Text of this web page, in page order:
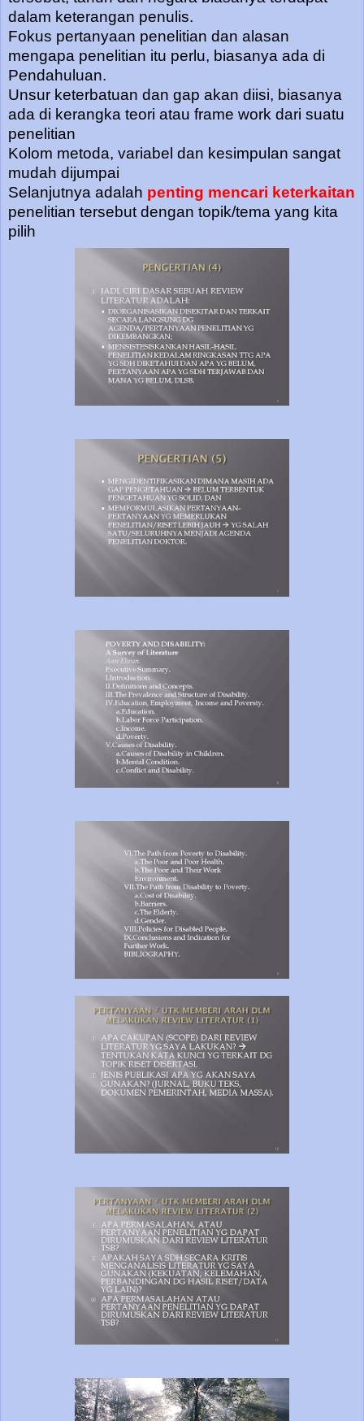
dalam keterangan penulis.
Fokus pertanyaan penelitian dan alasan
mengapa penelitian itu perlu, biasanya ada di
Pendahuluan.
Unsur keterbatuan dan gap akan diisi, biasanya
ada di kerangka teori atau frame work dari suatu
penelitian
Kolom metoda, variabel dan kesimpulan sangat
mudah dijumpai
Selanjutnya adalah penting mencari keterkaitan
penelitian tersebut dengan topik/tema yang kita
pilih